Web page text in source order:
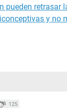
pueden retrasar
y no
125